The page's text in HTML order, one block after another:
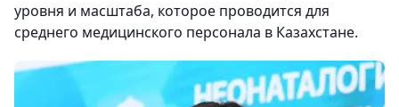
уровня и масштаба, которое проводится для
среднего медицинского персонала в Казахстане.